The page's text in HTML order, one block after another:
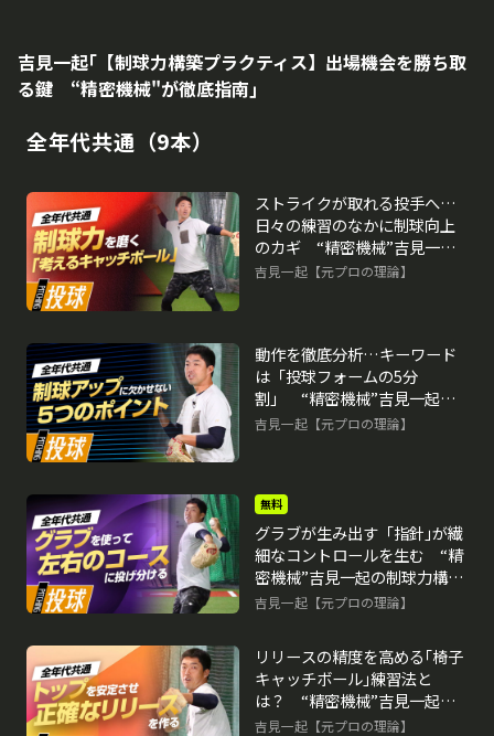
吉見一起｢【制球力構築プラクティス】出場機会を勝ち取
る鍵 “精密機械"が徹底指南｣
全年代共通（9本）
再生中
ストライクが取れる投手へ…
日々の練習のなかに制球向上
のカギ “精密機械”吉見一起
の制球力構築ドリル
吉見一起【元プロの理論】
動作を徹底分析…キーワード
は「投球フォームの5分
割」 “精密機械”吉見一起の
制球力構築ドリル
吉見一起【元プロの理論】
無料
グラブが生み出す「指針｣が繊
細なコントロールを生む “精
密機械”吉見一起の制球力構築
ドリル
吉見一起【元プロの理論】
リリースの精度を高める｢椅子
キャッチボール｣練習法と
は？ “精密機械”吉見一起の
制球力構築ドリル
吉見一起【元プロの理論】